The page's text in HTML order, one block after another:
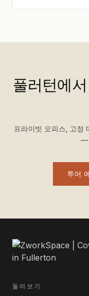
풀러턴에
프라이빗 오피스, 고정
—
투어
둘러보기